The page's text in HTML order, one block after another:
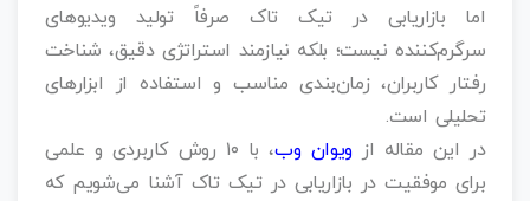
اما بازاریابی در تیک تاک صرفاً تولید ویدیوهای
سرگرم‌کننده نیست؛ بلکه نیازمند استراتژی دقیق، شناخت
رفتار کاربران، زمان‌بندی مناسب و استفاده از ابزارهای
تحلیلی است.
در این مقاله از ویوان وب
، با ۱۰ روش کاربردی و علمی
برای موفقیت در بازاریابی در تیک تاک آشنا می‌شویم که